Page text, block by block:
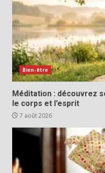
Bien-être
Méditation : découvrez
le corps et l’esprit
7 août 2026